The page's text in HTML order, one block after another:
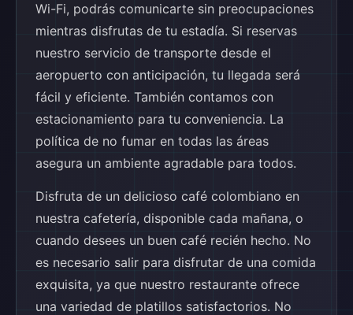
Wi-Fi, podrás comunicarte sin preocupaciones
mientras disfrutas de tu estadía. Si reservas
nuestro servicio de transporte desde el
aeropuerto con anticipación, tu llegada será
fácil y eficiente. También contamos con
estacionamiento para tu conveniencia. La
política de no fumar en todas las áreas
asegura un ambiente agradable para todos.
Disfruta de un delicioso café colombiano en
nuestra cafetería, disponible cada mañana, o
cuando desees un buen café recién hecho. No
es necesario salir para disfrutar de una comida
exquisita, ya que nuestro restaurante ofrece
una variedad de platillos satisfactorios. No